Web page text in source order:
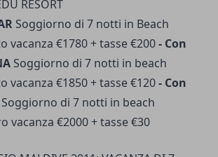
RESORT
Soggiorno di 7 notti in Beach
vacanza €1780 + tasse €200- Con
Soggiorno di 7 notti in beach
vacanza €1850 + tasse €120- Con
Soggiorno di 7 notti in beach
vacanza €2000 + tasse €30